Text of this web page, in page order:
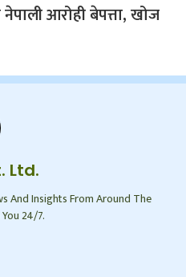
नेपाली आरोही बेपत्ता, खोज
Ltd.
And Insights From Around The
24/7.